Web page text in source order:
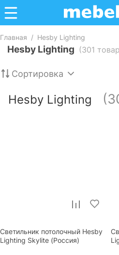
Главная / Hesby Lighting
Hesby Lighting (301
Сортировка
Hesby Lighting
Светильник потолочный Hesby
Lighting Skylite (Россия)